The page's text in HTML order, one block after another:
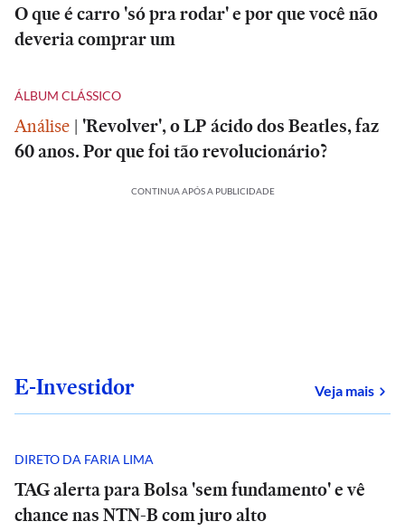
O que é carro 'só pra rodar' e por que você não
deveria comprar um
ÁLBUM CLÁSSICO
Análise | 'Revolver', o LP ácido dos Beatles, faz
60 anos. Por que foi tão revolucionário?
CONTINUA APÓS A PUBLICIDADE
E-Investidor Veja mais
DIRETO DA FARIA LIMA
TAG alerta para Bolsa 'sem fundamento' e vê
chance nas NTN-B com juro alto